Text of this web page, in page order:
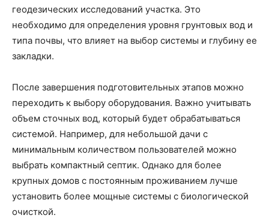
геодезических исследований участка. Это
необходимо для определения уровня грунтовых вод и
типа почвы, что влияет на выбор системы и глубину ее
закладки.
После завершения подготовительных этапов можно
переходить к выбору оборудования. Важно учитывать
объем сточных вод, который будет обрабатываться
системой. Например, для небольшой дачи с
минимальным количеством пользователей можно
выбрать компактный септик. Однако для более
крупных домов с постоянным проживанием лучше
установить более мощные системы с биологической
очисткой.